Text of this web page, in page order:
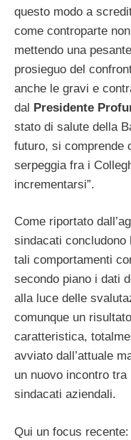
questo modo a
come controparte
mettendo una
prosieguo del
anche le gravi e
dal Presidente
stato di salute della
futuro, si comprende
serpeggia fra i
incrementarsi”.
Come riportato
sindacati concludono
tali comportamenti
secondo piano i dati
alla luce delle
comunque un
caratteristica,
avviato dall’attuale
un nuovo incontro
sindacati aziendali.
Qui un focus recente: